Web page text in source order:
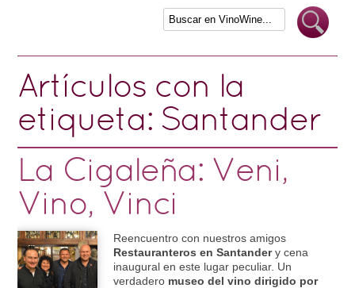
Artículos con la
etiqueta: Santander
La Cigaleña: Veni,
Vino, Vinci
Reencuentro con nuestros amigos
Restauranteros en Santandery cena
inaugural en este lugar peculiar. Un
verdadero museo del vino dirigido por